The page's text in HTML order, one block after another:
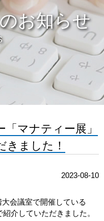
お知らせ
マナティー展」
きました！
2023-08-10
会議室で開催している
介していただきました。